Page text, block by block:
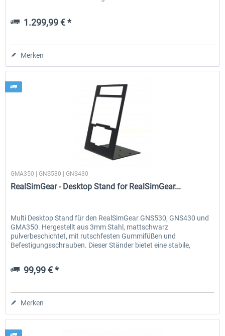
1.299,99 € *
Merken
RealSimGear
GMA350 | GNS530 | GNS430
RealSimGear - Desktop Stand for RealSimGear...
Multi Desktop Stand für den RealSimGear GNS530, GNS430 und
GMA350. Hergestellt aus 3mm Stahl, mattschwarz
pulverbeschichtet, mit rutschfesten Gummifüßen und
Befestigungsschrauben. Dieser Ständer bietet eine stabile,
99,99 € *
Merken